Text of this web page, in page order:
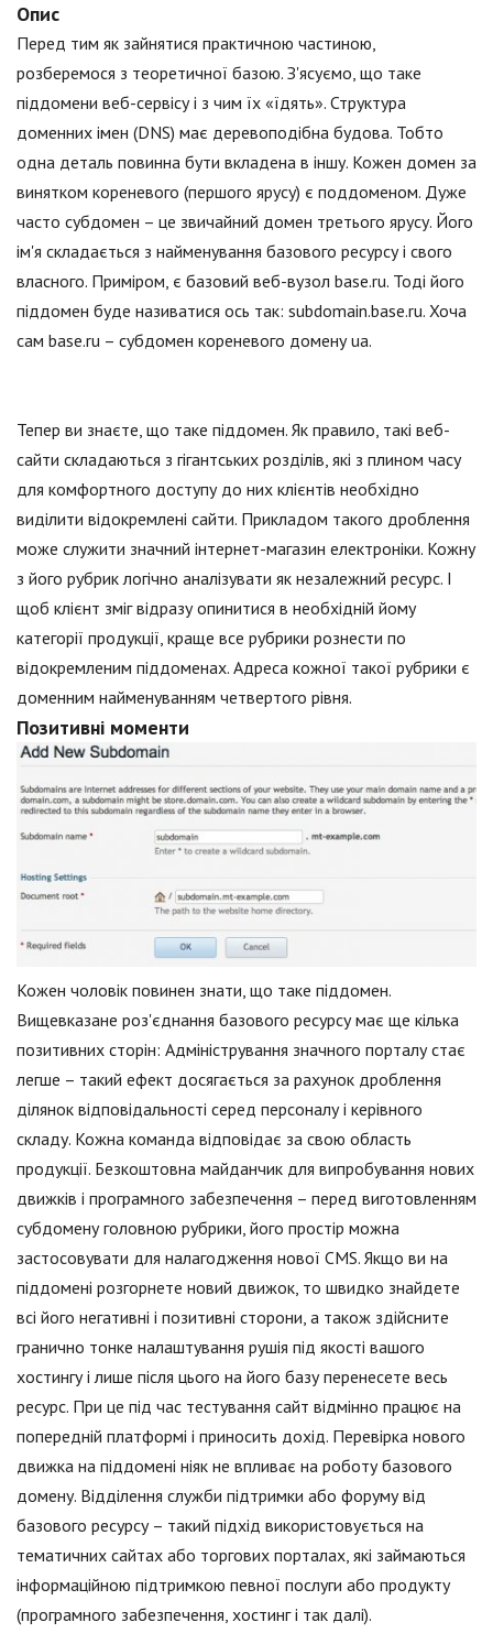
Опис
Перед тим як зайнятися практичною частиною,
розберемося з теоретичної базою. З'ясуємо, що таке
піддомени веб-сервісу і з чим їх «їдять». Структура
доменних імен (DNS) має деревоподібна будова. Тобто
одна деталь повинна бути вкладена в іншу. Кожен домен за
винятком кореневого (першого ярусу) є поддоменом. Дуже
часто субдомен – це звичайний домен третього ярусу. Його
ім'я складається з найменування базового ресурсу і свого
власного. Приміром, є базовий веб-вузол base.ru. Тоді його
піддомен буде називатися ось так: subdomain.base.ru. Хоча
сам base.ru – субдомен кореневого домену ua.
Тепер ви знаєте, що таке піддомен. Як правило, такі веб-
сайти складаються з гігантських розділів, які з плином часу
для комфортного доступу до них клієнтів необхідно
виділити відокремлені сайти. Прикладом такого дроблення
може служити значний інтернет-магазин електроніки. Кожну
з його рубрик логічно аналізувати як незалежний ресурс. І
щоб клієнт зміг відразу опинитися в необхідній йому
категорії продукції, краще все рубрики рознести по
відокремленим піддоменах. Адреса кожної такої рубрики є
доменним найменуванням четвертого рівня.
Позитивні моменти
Кожен чоловік повинен знати, що таке піддомен.
Вищевказане роз'єднання базового ресурсу має ще кілька
позитивних сторін: Адміністрування значного порталу стає
легше – такий ефект досягається за рахунок дроблення
ділянок відповідальності серед персоналу і керівного
складу. Кожна команда відповідає за свою область
продукції. Безкоштовна майданчик для випробування нових
движків і програмного забезпечення – перед виготовленням
субдомену головною рубрики, його простір можна
застосовувати для налагодження нової CMS. Якщо ви на
піддомені розгорнете новий движок, то швидко знайдете
всі його негативні і позитивні сторони, а також здійсните
гранично тонке налаштування рушія під якості вашого
хостингу і лише після цього на його базу перенесете весь
ресурс. При це під час тестування сайт відмінно працює на
попередній платформі і приносить дохід. Перевірка нового
движка на піддомені ніяк не впливає на роботу базового
домену. Відділення служби підтримки або форуму від
базового ресурсу – такий підхід використовується на
тематичних сайтах або торгових порталах, які займаються
інформаційною підтримкою певної послуги або продукту
(програмного забезпечення, хостинг і так далі).